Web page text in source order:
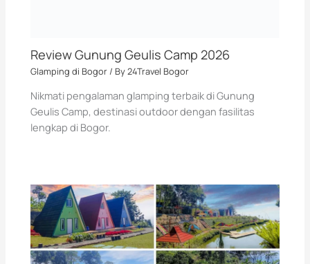
Review Gunung Geulis Camp 2026
Glamping di Bogor / By24Travel Bogor
Nikmati pengalaman glamping terbaik di Gunung
Geulis Camp, destinasi outdoor dengan fasilitas
lengkap di Bogor.